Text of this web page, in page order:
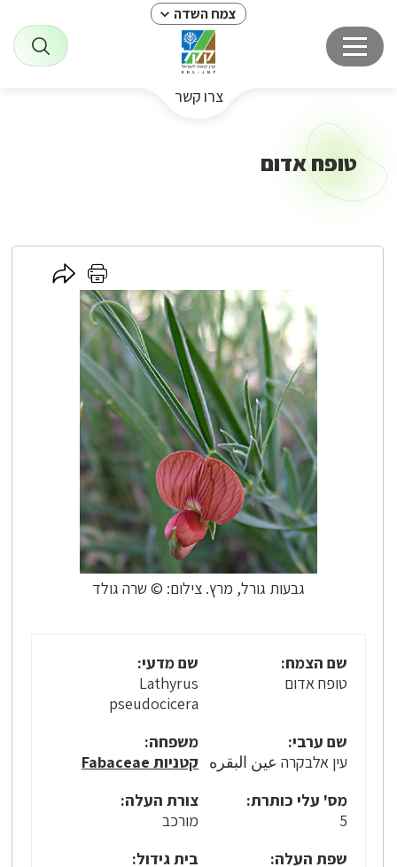
צמח השדה
צרו קשר
טופח אדום
גבעות גורל, מרץ. צילום: © שרה גולד
לחץ
לחץ
כאן
לשיתוף
שם הצמח:
טופח אדום
שם מדעי:
Lathyrus
pseudocicera
שם ערבי:
עין אלבקרה عين البقره
משפחה:
קטניות Fabaceae
מס' עלי כותרת:
5
צורת העלה:
מורכב
שפת העלה:
בית גידול: